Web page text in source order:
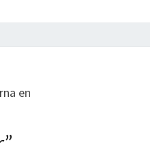
en
”